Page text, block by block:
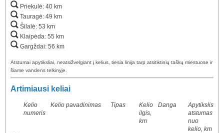
Priekulė: 40 km
Tauragė: 49 km
Šilalė: 53 km
Klaipėda: 55 km
Gargždai: 56 km
Atstumai apytiksliai, neatsižvelgiant į kelius, tiesia linija tarp atsitiktinių taškų miestuose ir
šiame vandens telkinyje.
Artimiausi keliai
Kelio
numeris
Kelio pavadinimas Tipas
Kelio
ilgis,
km
Danga
Apytikslis
atstumas
nuo
kelio, km